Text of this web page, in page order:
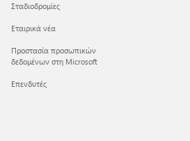
Σταδιοδρομίες
Εταιρικά νέα
Προστασία προσωπικών
δεδομένων στη Microsoft
Επενδυτές